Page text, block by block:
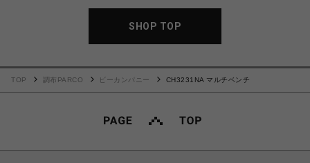
SHOP TOP
TOP 調布PARCO ビーカンパニー CH3231NA マルチベンチ